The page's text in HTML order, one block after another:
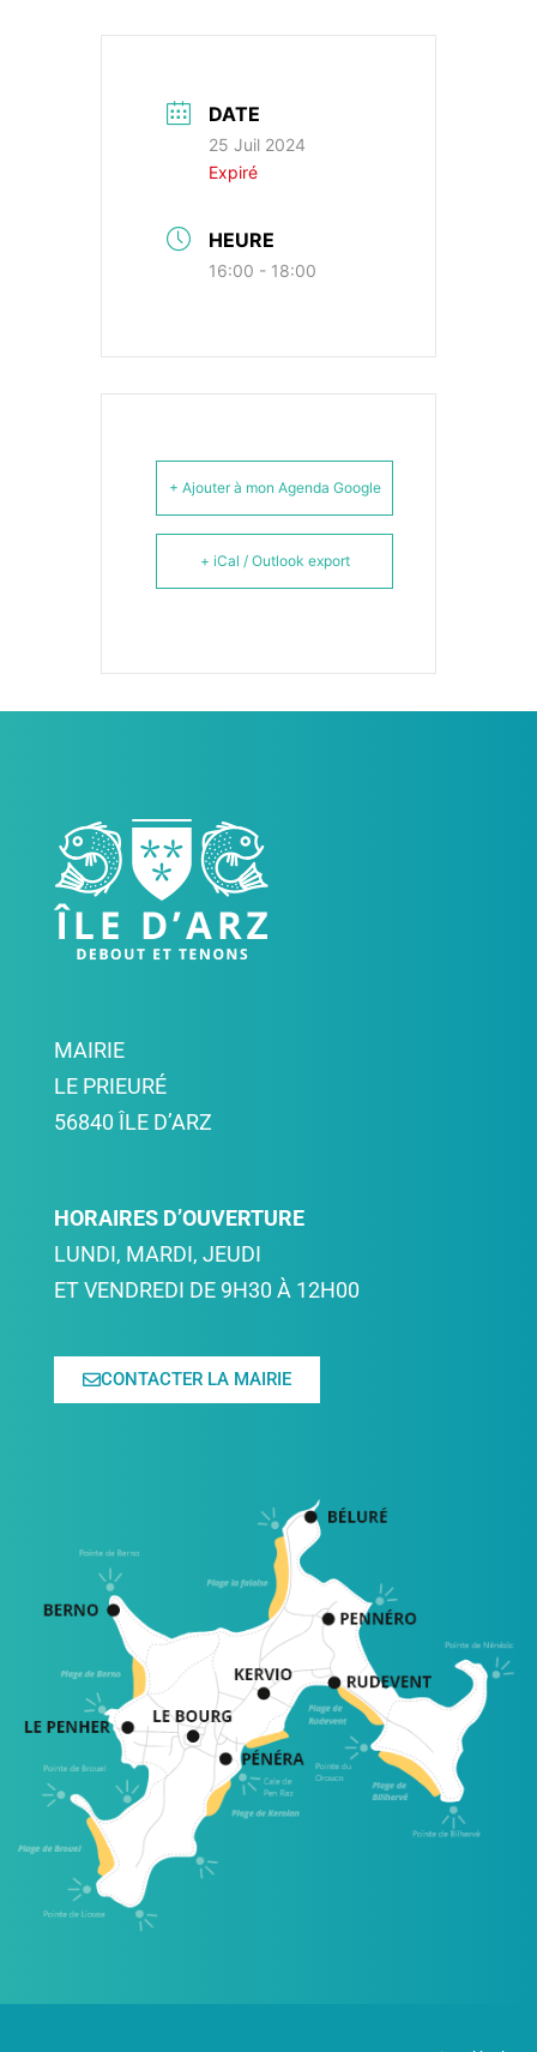
DATE
25 Juil 2024
Expiré
HEURE
16:00 - 18:00
+ Ajouter à mon Agenda Google
+ iCal / Outlook export
MAIRIE
LE PRIEURÉ
56840 ÎLE D’ARZ
HORAIRES D’OUVERTURE
LUNDI, MARDI, JEUDI
ET VENDREDI DE 9H30 À 12H00
CONTACTER LA MAIRIE